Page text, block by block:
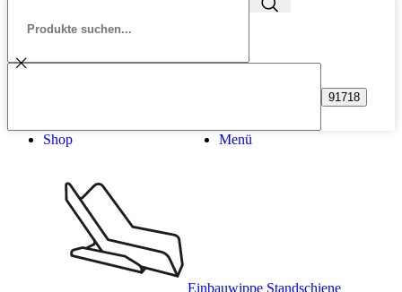
Menü
Shop
Einbauwippe Standschiene